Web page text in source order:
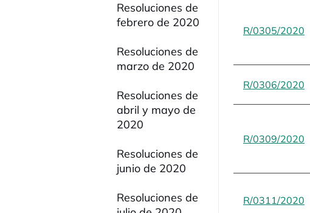
Resoluciones de
febrero de 2020
Resoluciones de
marzo de 2020
Resoluciones de
abril y mayo de
2020
Resoluciones de
junio de 2020
Resoluciones de
R/0305/2020
R/0306/2020
R/0309/2020
R/0311/2020